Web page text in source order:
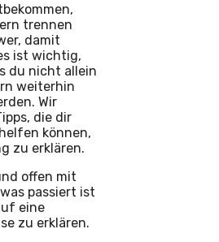
trennen
damit
ist wichtig,
du nicht allein
weiterhin
Wir
die dir
können,
zu erklären.
offen mit
passiert ist
eine
zu erklären.